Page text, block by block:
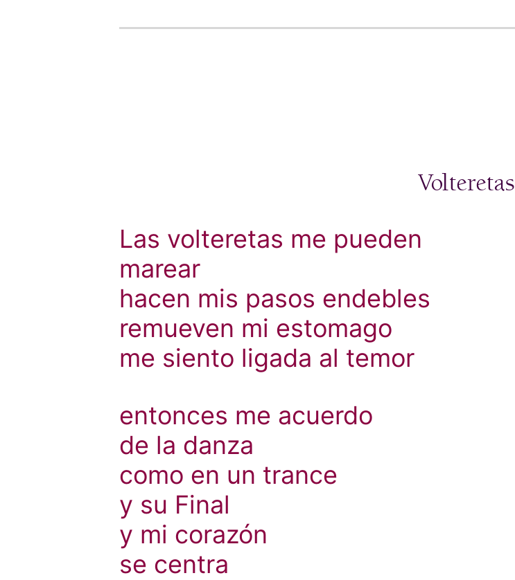
Volteretas
Las volteretas me pueden
marear
hacen mis pasos endebles
remueven mi estomago
me siento ligada al temor
entonces me acuerdo
de la danza
como en un trance
y su Final
y mi corazón
se centra